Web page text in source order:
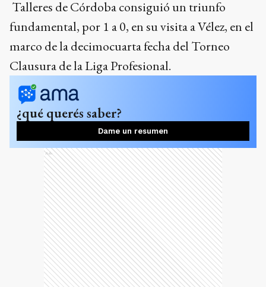
Talleres de Córdoba consiguió un triunfo
fundamental, por 1 a 0, en su visita a Vélez, en el
marco de la decimocuarta fecha del Torneo
Clausura de la Liga Profesional.
¿qué querés saber?
Dame un resumen
Ads